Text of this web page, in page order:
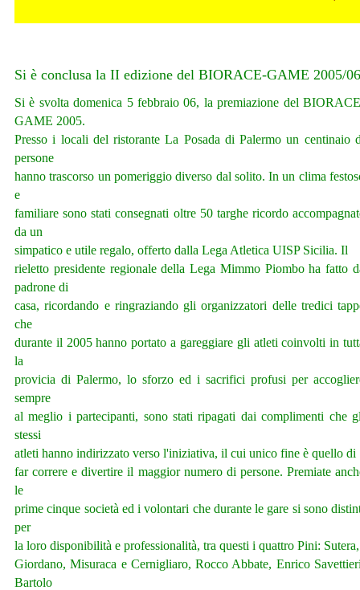
Si è conclusa la II edizione del BIORACE-GAME 2005/06
Si è svolta domenica 5 febbraio 06, la premiazione del
GAME 2005.
Presso i locali del ristorante La Posada di Palermo un centinaio
persone
hanno trascorso un pomeriggio diverso dal solito. In un clima
e
familiare sono stati consegnati oltre 50 targhe ricordo
da un
simpatico e utile regalo, offerto dalla Lega Atletica UISP Sicilia. Il
rieletto presidente regionale della Lega Mimmo Piombo ha fatto
padrone di
casa, ricordando e ringraziando gli organizzatori delle tredici
che
durante il 2005 hanno portato a gareggiare gli atleti coinvolti in
la
provicia di Palermo, lo sforzo ed i sacrifici profusi per
sempre
al meglio i partecipanti, sono stati ripagati dai complimenti che
stessi
atleti hanno indirizzato verso l'iniziativa, il cui unico fine è quello di
far correre e divertire il maggior numero di persone. Premiate
le
prime cinque società ed i volontari che durante le gare si sono
per
la loro disponibilità e professionalità, tra questi i quattro Pini:
Giordano, Misuraca e Cernigliaro, Rocco Abbate, Enrico
Bartolo